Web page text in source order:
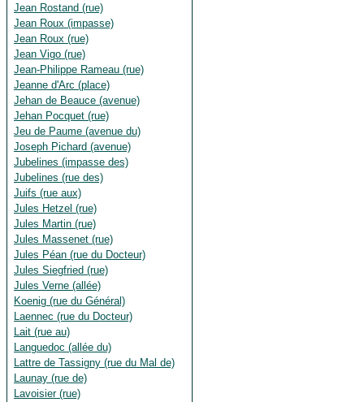
Jean Rostand (rue)
Jean Roux (impasse)
Jean Roux (rue)
Jean Vigo (rue)
Jean-Philippe Rameau (rue)
Jeanne d'Arc (place)
Jehan de Beauce (avenue)
Jehan Pocquet (rue)
Jeu de Paume (avenue du)
Joseph Pichard (avenue)
Jubelines (impasse des)
Jubelines (rue des)
Juifs (rue aux)
Jules Hetzel (rue)
Jules Martin (rue)
Jules Massenet (rue)
Jules Péan (rue du Docteur)
Jules Siegfried (rue)
Jules Verne (allée)
Koenig (rue du Général)
Laennec (rue du Docteur)
Lait (rue au)
Languedoc (allée du)
Lattre de Tassigny (rue du Mal de)
Launay (rue de)
Lavoisier (rue)